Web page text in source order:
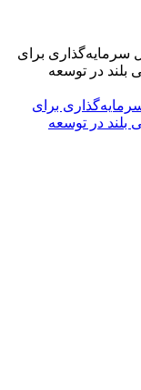
برای
بلند در توسعه